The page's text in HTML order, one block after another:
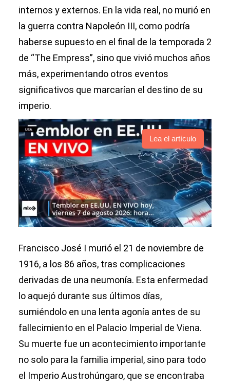
internos y externos. En la vida real, no murió en
la guerra contra Napoleón III, como podría
haberse supuesto en el final de la temporada 2
de “The Empress”, sino que vivió muchos años
más, experimentando otros eventos
significativos que marcarían el destino de su
imperio.
Lea el artículo
Francisco José I murió el 21 de noviembre de
1916, a los 86 años, tras complicaciones
derivadas de una neumonía. Esta enfermedad
lo aquejó durante sus últimos días,
sumiéndolo en una lenta agonía antes de su
fallecimiento en el Palacio Imperial de Viena.
Su muerte fue un acontecimiento importante
no solo para la familia imperial, sino para todo
el Imperio Austrohúngaro, que se encontraba